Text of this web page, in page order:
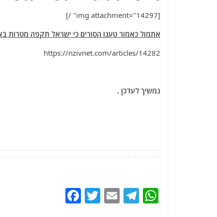
[img attachment="14297" /]
אתמול כאמור טענו הסורים כי ישראל תקפה מטרות
https://nzivnet.com/articles/14282
נמשיך לעדכן .
W
T
E
T